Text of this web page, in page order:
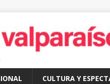
CULTURA Y